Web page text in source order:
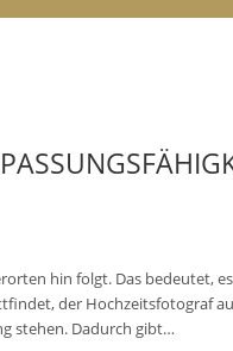
hin folgt. Das bedeutet,
der Hochzeitsfotograf
stehen. Dadurch gibt…